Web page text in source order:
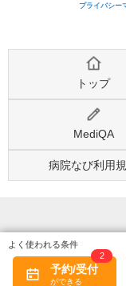
プライバシー
トップ
MediQA
病院なび利用
予約/受付
2